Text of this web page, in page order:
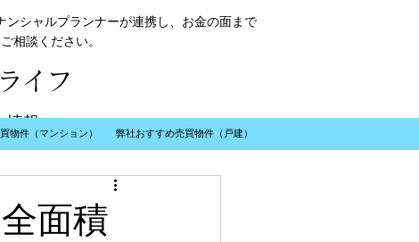
シャルプランナーが連携し、お金の面まで
相談ください。
イフ
物件（マンション） 弊社おすすめ売買物件（戸建）
情報
面積